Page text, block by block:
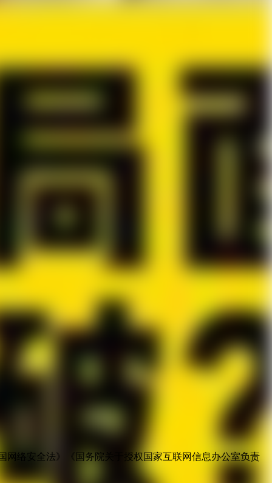
络安全法》《国务院关于授权国家互联网信息办公室负责